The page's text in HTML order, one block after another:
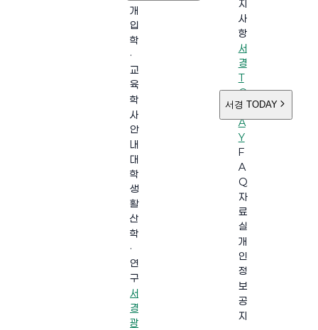
개
입
학
·
교
육
학
사
안
내
대
학
생
활
산
학
·
연
구
서
경
광
지
사
항
서
경
T
O
D
A
Y
F
A
Q
자
료
실
개
인
정
보
공
지
서경 TODAY